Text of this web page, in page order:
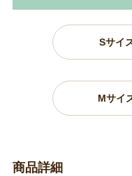
Sサイ
Mサイ
商品詳細